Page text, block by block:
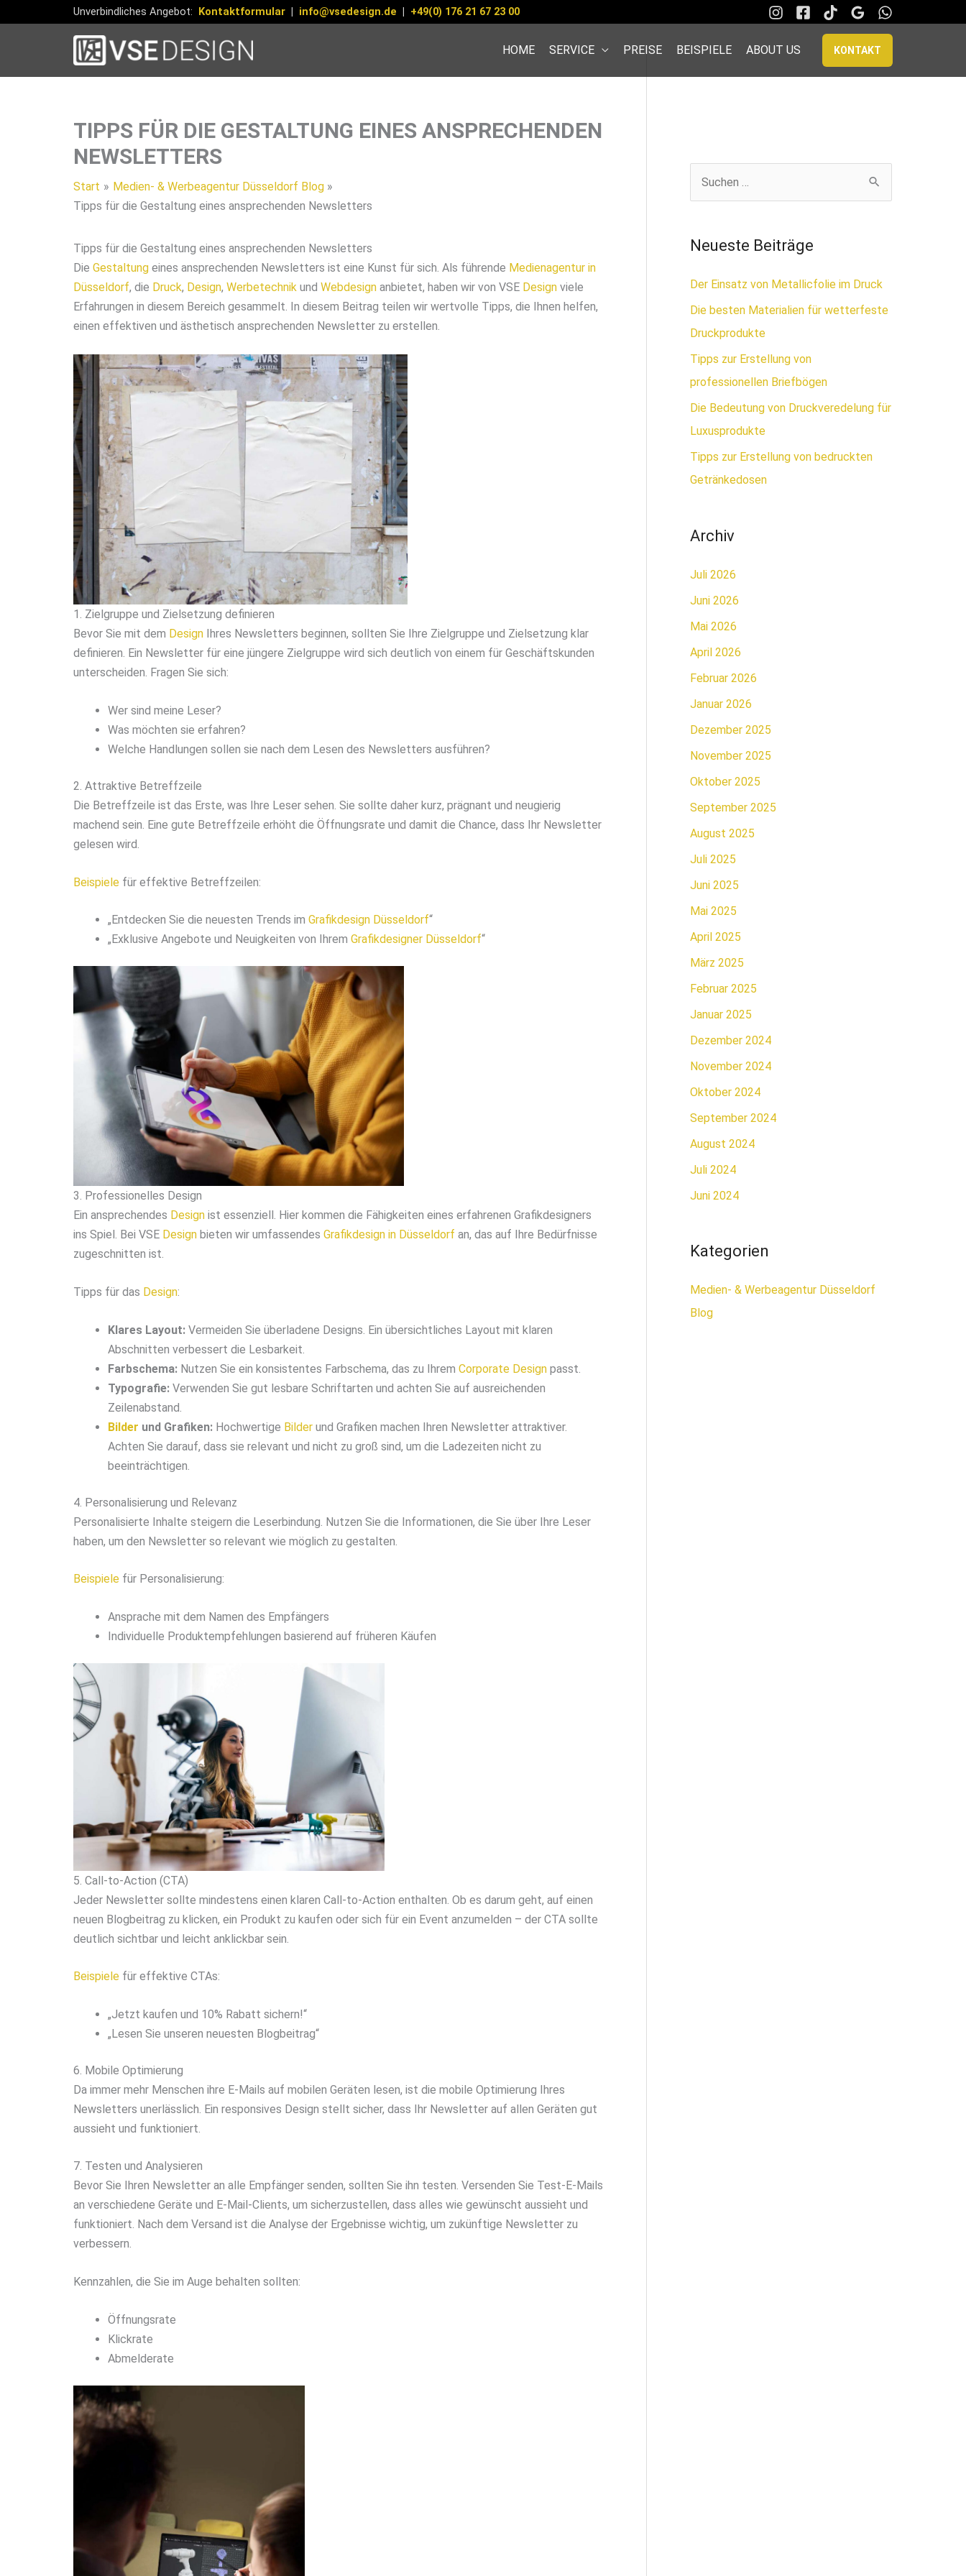
Inhalt
Unverbindliches Angebot: Kontaktformular | info@vsedesign.de | +49(0) 176 21 67 23 00
HOME SERVICE PREISE BEISPIELE ABOUT US KONTAKT
TIPPS FÜR DIE GESTALTUNG EINES ANSPRECHENDEN
NEWSLETTERS
Start
Medien- & Werbeagentur Düsseldorf Blog
Tipps für die Gestaltung eines ansprechenden Newsletters
Tipps für die Gestaltung eines ansprechenden Newsletters
Die Gestaltung eines ansprechenden Newsletters ist eine Kunst für sich. Als führende Medienagentur in
Düsseldorf, die Druck, Design, Werbetechnik und Webdesign anbietet, haben wir von VSE Design viele
Erfahrungen in diesem Bereich gesammelt. In diesem Beitrag teilen wir wertvolle Tipps, die Ihnen helfen,
einen effektiven und ästhetisch ansprechenden Newsletter zu erstellen.
1. Zielgruppe und Zielsetzung definieren
Bevor Sie mit dem Design Ihres Newsletters beginnen, sollten Sie Ihre Zielgruppe und Zielsetzung klar
definieren. Ein Newsletter für eine jüngere Zielgruppe wird sich deutlich von einem für Geschäftskunden
unterscheiden. Fragen Sie sich:
Wer sind meine Leser?
Was möchten sie erfahren?
Welche Handlungen sollen sie nach dem Lesen des Newsletters ausführen?
2. Attraktive Betreffzeile
Die Betreffzeile ist das Erste, was Ihre Leser sehen. Sie sollte daher kurz, prägnant und neugierig
machend sein. Eine gute Betreffzeile erhöht die Öffnungsrate und damit die Chance, dass Ihr Newsletter
gelesen wird.
Beispiele für effektive Betreffzeilen:
„Entdecken Sie die neuesten Trends im Grafikdesign Düsseldorf“
„Exklusive Angebote und Neuigkeiten von Ihrem Grafikdesigner Düsseldorf“
3. Professionelles Design
Ein ansprechendes Design ist essenziell. Hier kommen die Fähigkeiten eines erfahrenen Grafikdesigners
ins Spiel. Bei VSE Design bieten wir umfassendes Grafikdesign in Düsseldorf an, das auf Ihre Bedürfnisse
zugeschnitten ist.
Tipps für das Design:
Klares Layout: Vermeiden Sie überladene Designs. Ein übersichtliches Layout mit klaren
Abschnitten verbessert die Lesbarkeit.
Farbschema: Nutzen Sie ein konsistentes Farbschema, das zu Ihrem Corporate Design passt.
Typografie: Verwenden Sie gut lesbare Schriftarten und achten Sie auf ausreichenden
Zeilenabstand.
Bilder und Grafiken: Hochwertige Bilder und Grafiken machen Ihren Newsletter attraktiver.
Achten Sie darauf, dass sie relevant und nicht zu groß sind, um die Ladezeiten nicht zu
beeinträchtigen.
4. Personalisierung und Relevanz
Personalisierte Inhalte steigern die Leserbindung. Nutzen Sie die Informationen, die Sie über Ihre Leser
haben, um den Newsletter so relevant wie möglich zu gestalten.
Beispiele für Personalisierung:
Ansprache mit dem Namen des Empfängers
Individuelle Produktempfehlungen basierend auf früheren Käufen
5. Call-to-Action (CTA)
Jeder Newsletter sollte mindestens einen klaren Call-to-Action enthalten. Ob es darum geht, auf einen
neuen Blogbeitrag zu klicken, ein Produkt zu kaufen oder sich für ein Event anzumelden – der CTA sollte
deutlich sichtbar und leicht anklickbar sein.
Beispiele für effektive CTAs:
„Jetzt kaufen und 10% Rabatt sichern!“
„Lesen Sie unseren neuesten Blogbeitrag“
6. Mobile Optimierung
Da immer mehr Menschen ihre E-Mails auf mobilen Geräten lesen, ist die mobile Optimierung Ihres
Newsletters unerlässlich. Ein responsives Design stellt sicher, dass Ihr Newsletter auf allen Geräten gut
aussieht und funktioniert.
7. Testen und Analysieren
Bevor Sie Ihren Newsletter an alle Empfänger senden, sollten Sie ihn testen. Versenden Sie Test-E-Mails
an verschiedene Geräte und E-Mail-Clients, um sicherzustellen, dass alles wie gewünscht aussieht und
funktioniert. Nach dem Versand ist die Analyse der Ergebnisse wichtig, um zukünftige Newsletter zu
verbessern.
Kennzahlen, die Sie im Auge behalten sollten:
Öffnungsrate
Klickrate
Abmelderate
h
e
h
:
Neueste Beiträge
Der Einsatz von Metallicfolie im Druck
Die besten Materialien für wetterfeste
Druckprodukte
Tipps zur Erstellung von
professionellen Briefbögen
Die Bedeutung von Druckveredelung für
Luxusprodukte
Tipps zur Erstellung von bedruckten
Getränkedosen
Archiv
Juli 2026
Juni 2026
Mai 2026
April 2026
Februar 2026
Januar 2026
Dezember 2025
November 2025
Oktober 2025
September 2025
August 2025
Juli 2025
Juni 2025
Mai 2025
April 2025
März 2025
Februar 2025
Januar 2025
Dezember 2024
November 2024
Oktober 2024
September 2024
August 2024
Juli 2024
Juni 2024
Kategorien
Medien- & Werbeagentur Düsseldorf
Blog